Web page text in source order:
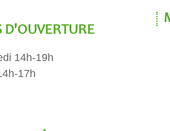
D'OUVERTURE
14h-19h
17h